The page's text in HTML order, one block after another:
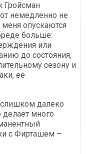
Гройсман
немедленно не
меня опускаются
больше:
или
до состояния,
сезону и
её
слишком далеко
много
с Фирташем –